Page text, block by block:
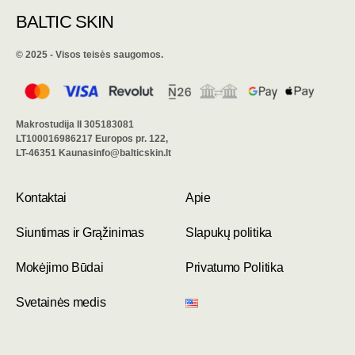
BALTIC SKIN
©️ 2025 - Visos teisės saugomos.
Kontaktai Apie
Siuntimas ir Grąžinimas Slapukų politika
Mokėjimo Būdai Privatumo Politika
Svetainės medis
Makrostudija II 305183081
LT100016986217 Europos pr. 122,
LT-46351 Kaunasinfo@balticskin.lt